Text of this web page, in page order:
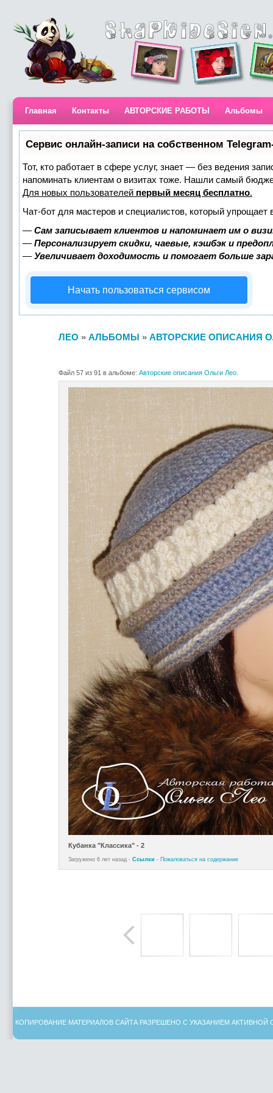
Главная Контакты АВТОРСКИЕ РАБОТЫ Альбомы
Сервис онлайн-записи на собственном
Тот, кто работает в сфере услуг, знает — без ведения
напоминать клиентам о визитах тоже. Нашли самый
Для новых пользователей первый месяц бесплатно.
Чат-бот для мастеров и специалистов, который упрощает
— Сам записывает клиентов и напоминает им о
— Персонализирует скидки, чаевые, кэшбэк и
— Увеличивает доходимость и помогает больше
Начать пользоваться сервисом
ЛЕО » АЛЬБОМЫ » АВТОРСКИЕ ОПИСАНИЯ
Файл 57 из 91 в альбоме: Авторские описания Ольги Лео.
Кубанка "Классика" - 2
Загружено 6 лет назад - Ссылки - Пожаловаться на содержание
КОПИРОВАНИЕ МАТЕРИАЛОВ САЙТА РАЗРЕШЕНО С УКАЗАНИЕМ АКТИВНОЙ